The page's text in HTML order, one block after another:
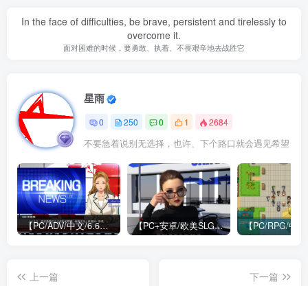
In the face of difficulties, be brave, persistent and tirelessly to
overcome it.
面对困难的时候，要勇敢、执着、不畏艰辛地去战胜它
星雨
0 250 0 1 2684
不要急着说别无选择，也许、下个路口就会遇见希望
【PC/ADV/中文/6.6G】牺牲恶棍 SACRIFICE VILLAINS 官方中文版 【PC+安卓/欧美SLG/中文/484M】我们迷路了 We Are Lost V1.0 STEAM官方中文版
上一篇
下一篇